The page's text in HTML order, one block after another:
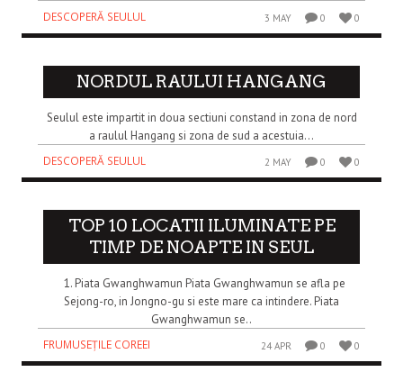
DESCOPERĂ SEULUL
3 MAY 0 0
NORDUL RAULUI HANGANG
Seulul este impartit in doua sectiuni constand in zona de nord
a raulul Hangang si zona de sud a acestuia...
DESCOPERĂ SEULUL
2 MAY 0 0
TOP 10 LOCATII ILUMINATE PE
TIMP DE NOAPTE IN SEUL
1. Piata Gwanghwamun Piata Gwanghwamun se afla pe
Sejong-ro, in Jongno-gu si este mare ca intindere. Piata
Gwanghwamun se..
FRUMUSEȚILE COREEI
24 APR 0 0